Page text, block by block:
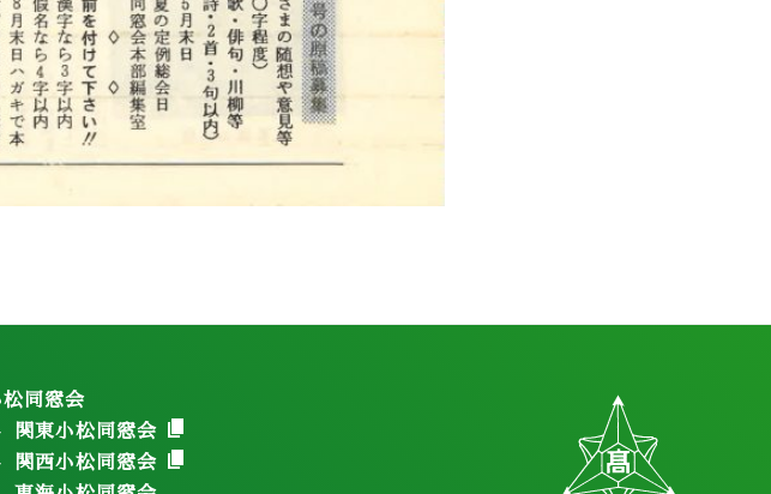
松同窓会
関東小松同窓会
関西小松同窓会